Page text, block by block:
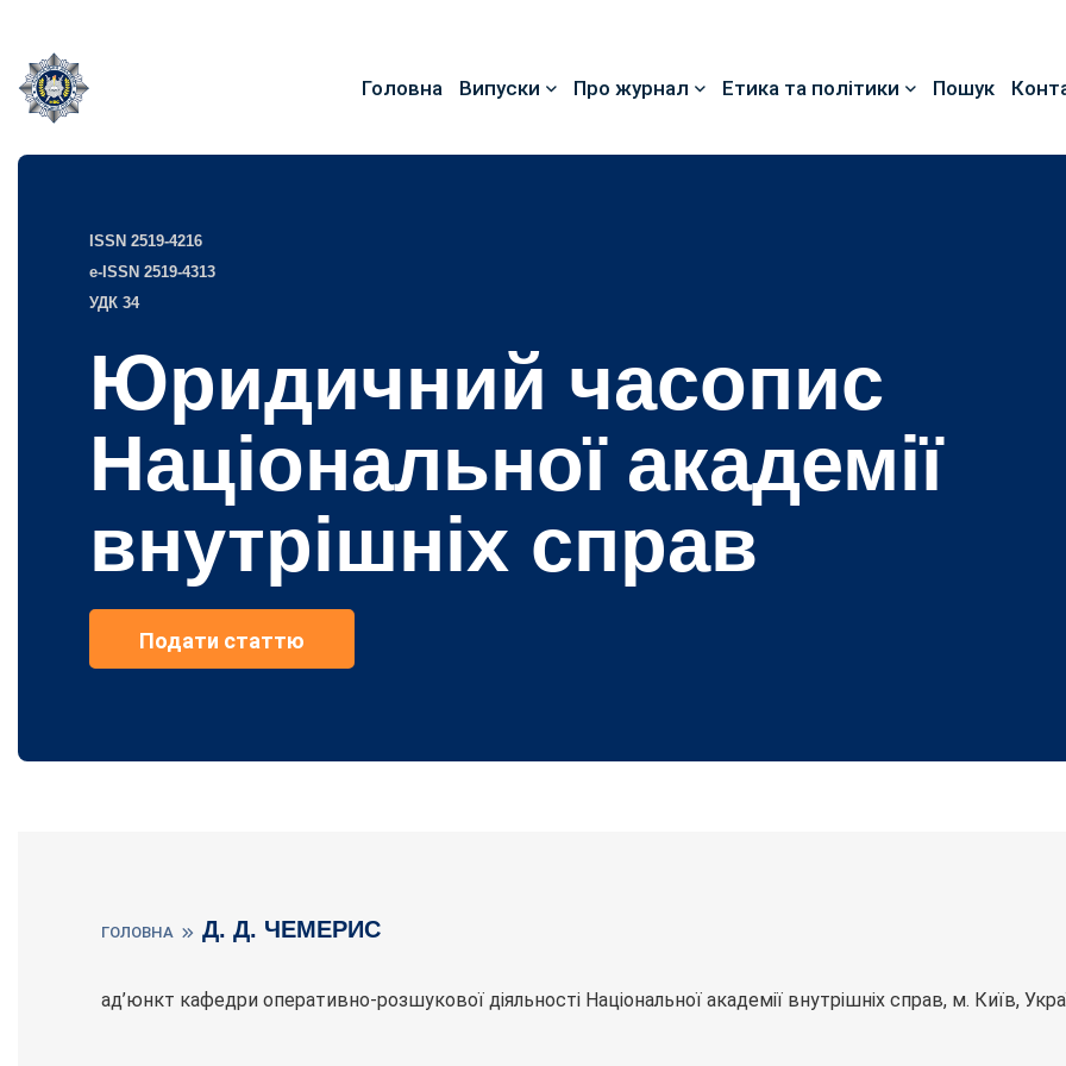
Головна Випуски Про журнал Етика та політики Пошук
ISSN 2519-4216
e-ISSN 2519-4313
УДК 34
Юридичний часопис
Національної академії
внутрішніх справ
Подати статтю
ГОЛОВНА Д. Д. ЧЕМЕРИС
ад’юнкт кафедри оперативно-розшукової діяльності Національної академії внутрішніх справ, м. Київ,